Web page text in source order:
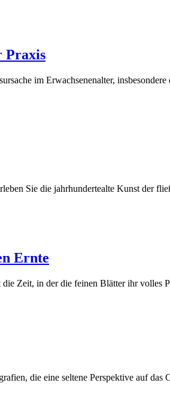
Praxis
im Erwachsenenalter,
Sie die jahrhundertealte Kunst der
Ernte
Zeit, in der die feinen Blätter ihr volles
die eine seltene Perspektive auf das